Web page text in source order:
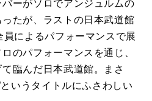
ーがソロでアンジュルムの
たが、ラストの日本武道館
によるパフォーマンスで展
のパフォーマンスを通じ、
臨んだ日本武道館。まさ
いうタイトルにふさわしい